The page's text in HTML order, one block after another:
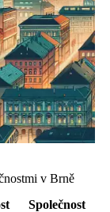
v Brně
Společnost